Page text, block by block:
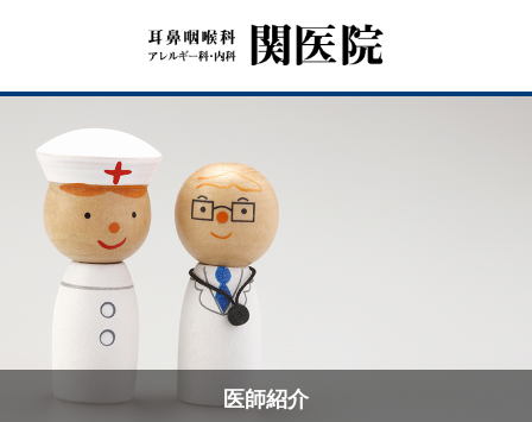
医師紹介
Menu
HOME
関医院について
耳鼻咽喉科・アレルギー科・内科
設備紹介